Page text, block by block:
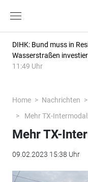
DIHK: Bund muss in
Wasserstraßen
11:49 Uhr
Home Nachrichten
Mehr TX-
Mehr TX-
09.02.2023 15:38 Uhr